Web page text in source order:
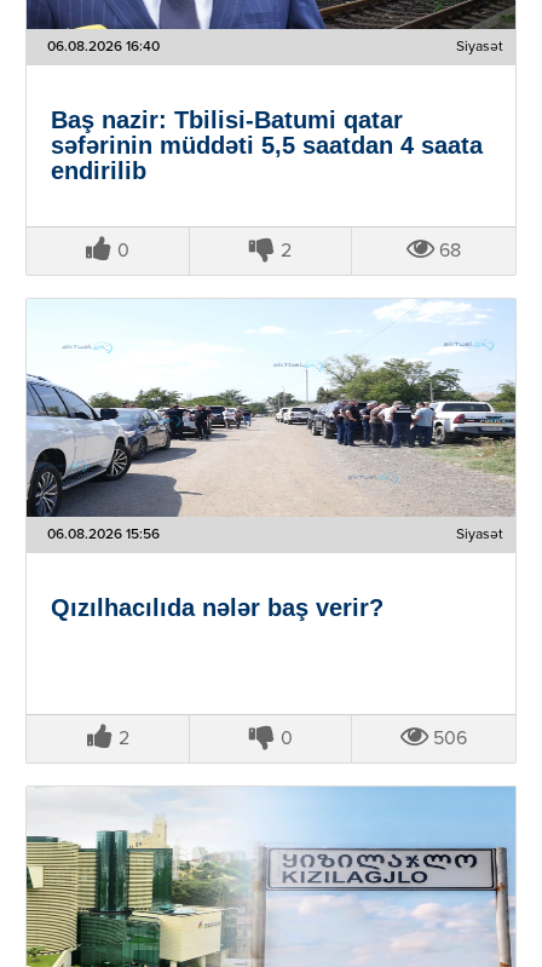
06.08.2026 16:40 Siyasət
Baş nazir: Tbilisi-Batumi qatar
səfərinin müddəti 5,5 saatdan 4 saata
endirilib
0 2 68
06.08.2026 15:56 Siyasət
Qızılhacılıda nələr baş verir?
2 0 506